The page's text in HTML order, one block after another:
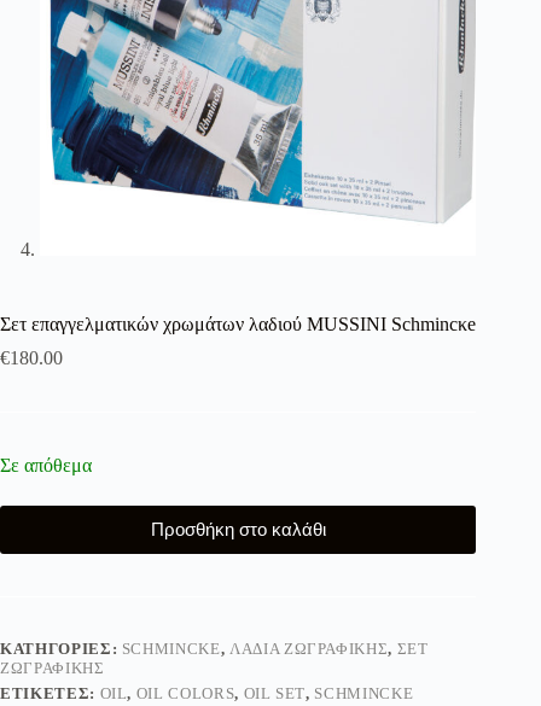
Σετ επαγγελματικών χρωμάτων λαδιού MUSSINI Schmincκe
€180.00
Σε απόθεμα
Προσθήκη στο καλάθι
ΚΑΤΗΓΟΡΊΕΣ: SCHMINCKE, ΛΆΔΙΑ ΖΩΓΡΑΦΙΚΉΣ, ΣΕΤ
ΖΩΓΡΑΦΙΚΉΣ
ΕΤΙΚΈΤΕΣ: OIL, OIL COLORS, OIL SET, SCHMINCKE